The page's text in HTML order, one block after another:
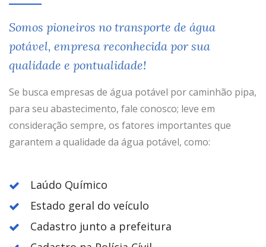
Somos pioneiros no transporte de água
potável, empresa reconhecida por sua
qualidade e pontualidade!
Se busca empresas de água potável por caminhão pipa,
para seu abastecimento, fale conosco; leve em
consideração sempre, os fatores importantes que
garantem a qualidade da água potável, como:
Laúdo Químico
Estado geral do veículo
Cadastro junto a prefeitura